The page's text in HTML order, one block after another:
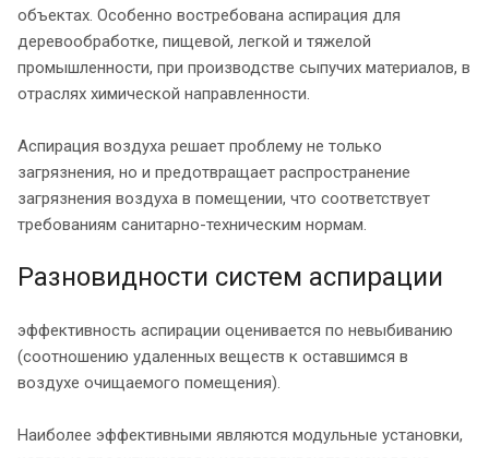
объектах. Особенно востребована аспирация для
деревообработке, пищевой, легкой и тяжелой
промышленности, при производстве сыпучих материалов, в
отраслях химической направленности.
Аспирация воздуха решает проблему не только
загрязнения, но и предотвращает распространение
загрязнения воздуха в помещении, что соответствует
требованиям санитарно-техническим нормам.
Разновидности систем аспирации
эффективность аспирации оценивается по невыбиванию
(соотношению удаленных веществ к оставшимся в
воздухе очищаемого помещения).
Наиболее эффективными являются модульные установки,